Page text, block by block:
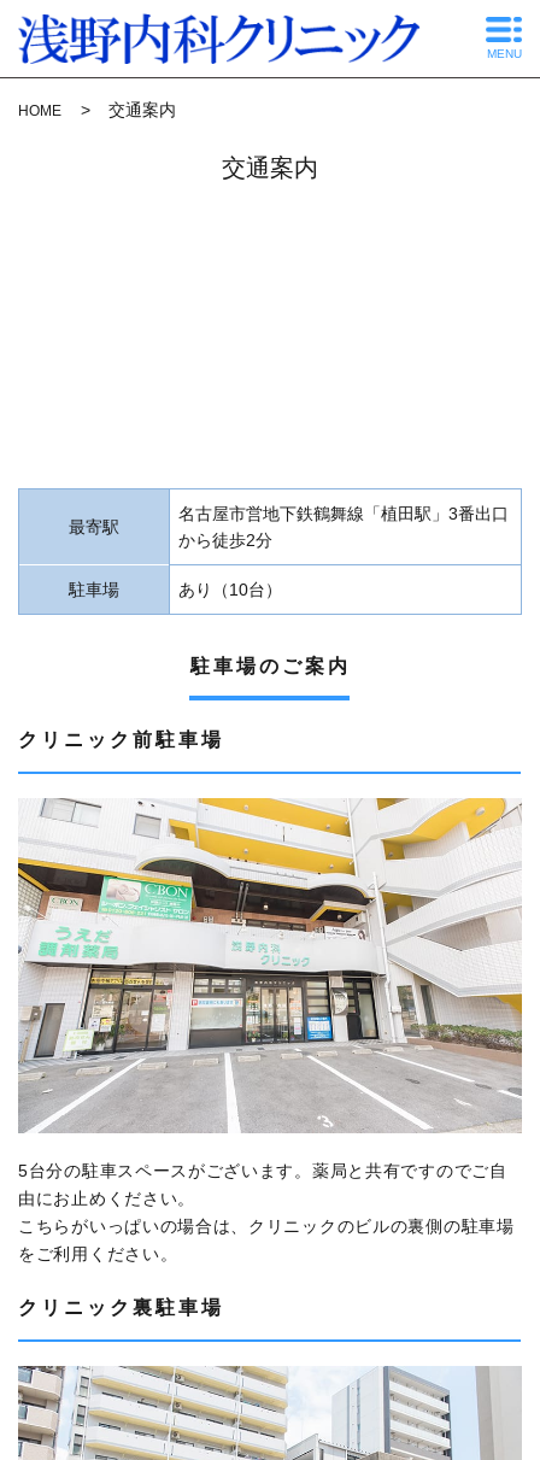
MENU
HOME 交通案内
交通案内
最寄駅
名古屋市営地下鉄鶴舞線「植田駅」3番出口
から徒歩2分
駐車場 あり（10台）
駐車場のご案内
クリニック前駐車場
5台分の駐車スペースがございます。薬局と共有ですのでご自
由にお止めください。
こちらがいっぱいの場合は、クリニックのビルの裏側の駐車場
をご利用ください。
クリニック裏駐車場